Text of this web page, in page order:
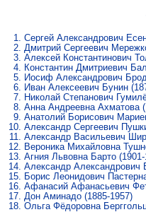
Сергей Александрович
Дмитрий Сергеевич
Алексей Константинович
Константин Дмитриевич
Иосиф Александрович
Иван Алексеевич Бунин
Николай Степанович
Анна Андреевна Ахматова
Анатолий Борисович
Александр Сергеевич
Александр Васильевич
Вероника Михайловна
Агния Львовна Барто
Александр Александрович
Борис Леонидович
Афанасий Афанасьевич
Дон Аминадо (1885-1957)
Ольга Фёдоровна